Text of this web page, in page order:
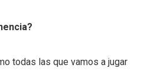
todas las que vamos a jugar